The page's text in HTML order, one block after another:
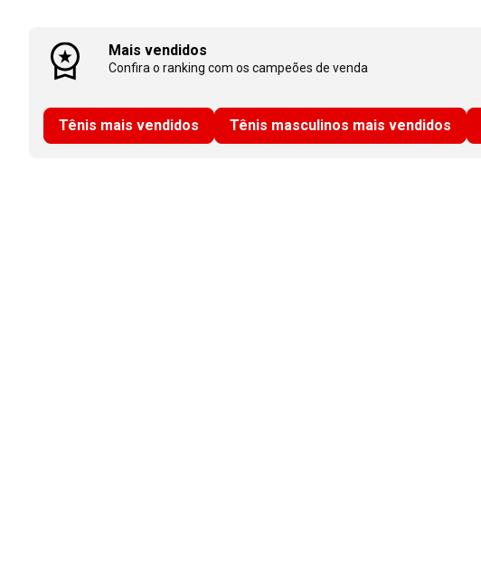
Mais vendidos
Confira o ranking com os campeões de venda
Tênis mais vendidos Tênis masculinos mais vendidos